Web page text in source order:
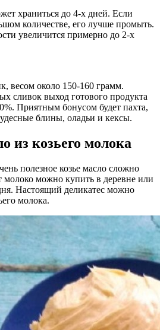
храниться до 4-х дней. Если
количестве, его лучше промыть.
увеличится примерно до 2-х
весом около 150-160 грамм.
сливок выход готового продукта
Приятным бонусом будет пахта,
блины, оладьи и кексы.
из козьего молока
полезное козье масло сложно
молоко можно купить в деревне или
Настоящий деликатес можно
молока.